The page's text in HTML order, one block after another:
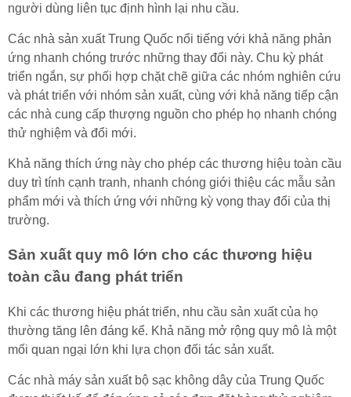
người dùng liên tục định hình lại nhu cầu.
Các nhà sản xuất Trung Quốc nổi tiếng với khả năng phản
ứng nhanh chóng trước những thay đổi này. Chu kỳ phát
triển ngắn, sự phối hợp chặt chẽ giữa các nhóm nghiên cứu
và phát triển với nhóm sản xuất, cùng với khả năng tiếp cận
các nhà cung cấp thượng nguồn cho phép họ nhanh chóng
thử nghiệm và đổi mới.
Khả năng thích ứng này cho phép các thương hiệu toàn cầu
duy trì tính cạnh tranh, nhanh chóng giới thiệu các mẫu sản
phẩm mới và thích ứng với những kỳ vọng thay đổi của thị
trường.
Sản xuất quy mô lớn cho các thương hiệu
toàn cầu đang phát triển
Khi các thương hiệu phát triển, nhu cầu sản xuất của họ
thường tăng lên đáng kể. Khả năng mở rộng quy mô là một
mối quan ngại lớn khi lựa chọn đối tác sản xuất.
Các nhà máy sản xuất bộ sạc không dây của Trung Quốc